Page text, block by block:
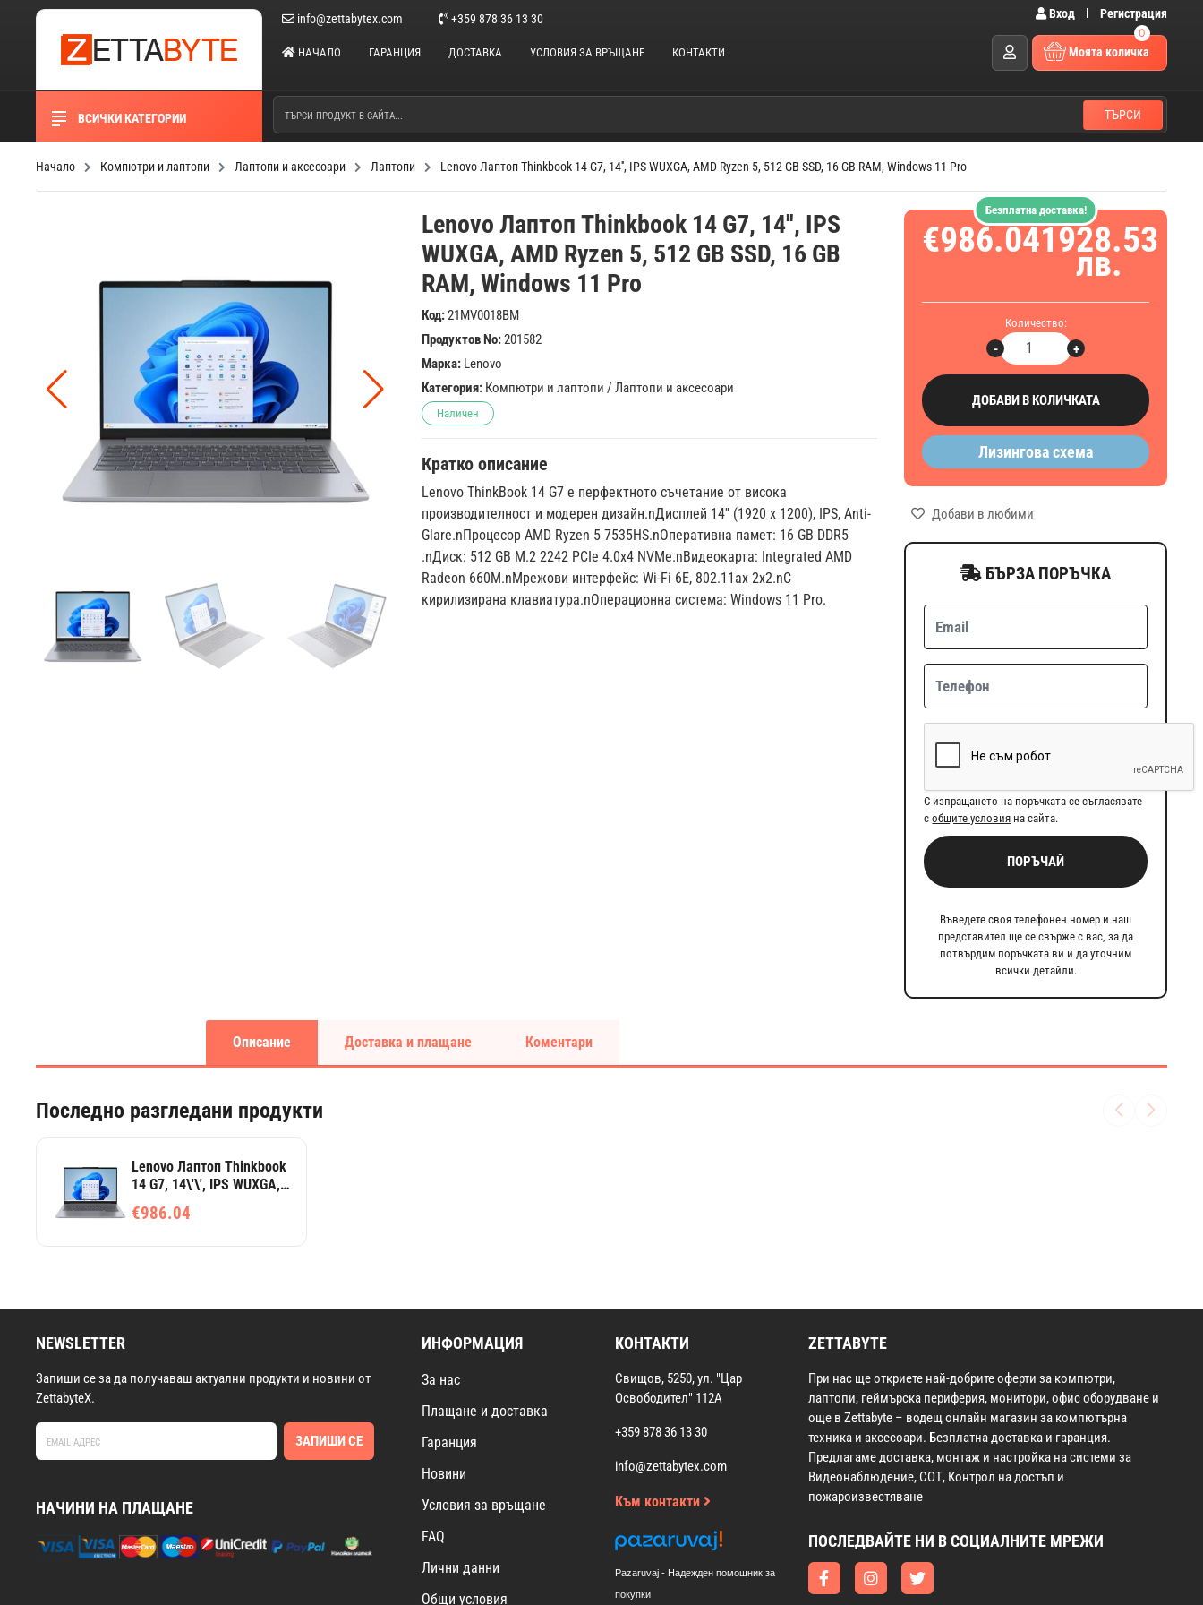
info@zettabytex.com +359 878 36 13 30 Вход Регистрация
НАЧАЛО ГАРАНЦИЯ ДОСТАВКА УСЛОВИЯ ЗА ВРЪЩАНЕ КОНТАКТИ
0
Моята количка
ВСИЧКИ КАТЕГОРИИ ТЪРСИ
Начало Компютри и лаптопи Лаптопи и аксесоари Лаптопи Lenovo Лаптоп Thinkbook 14 G7, 14'', IPS WUXGA, AMD Ryzen 5, 512 GB SSD, 16 GB RAM, Windows 11 Pro
Lenovo Лаптоп Thinkbook 14 G7, 14'', IPS
WUXGA, AMD Ryzen 5, 512 GB SSD, 16 GB
RAM, Windows 11 Pro
Код:21MV0018BM
Продуктов No:201582
Марка: Lenovo
Категория: Компютри и лаптопи /Лаптопи и аксесоари
Наличен
Кратко описание
Lenovo ThinkBook 14 G7 е перфектното съчетание от висока
производителност и модерен дизайн.nДисплей 14'' (1920 x 1200), IPS, Anti-
Glare.nПроцесор AMD Ryzen 5 7535HS.nОперативна памет: 16 GB DDR5
.nДиск: 512 GB M.2 2242 PCIe 4.0x4 NVMe.nВидеокарта: Integrated AMD
Radeon 660M.nМрежови интерфейс: Wi-Fi 6E, 802.11ax 2x2.nС
кирилизирана клавиатура.nОперационна система: Windows 11 Pro.
€986.041928.53
лв.
Количество:
+
-
ДОБАВИ В КОЛИЧКАТА
Безплатна доставка!
Лизингова схема
Добави в любими
БЪРЗА ПОРЪЧКА
С изпращането на поръчката се съгласявате
собщите условия на сайта.
ПОРЪЧАЙ
Въведете своя телефонен номер и наш
представител ще се свърже с вас, за да
потвърдим поръчката ви и да уточним
всички детайли.
Описание Доставка и плащане Коментари
Последно разгледани продукти
Lenovo Лаптоп Thinkbook
14 G7, 14\'\', IPS WUXGA,
16 GB RAM, Windows 11
€986.04
NEWSLETTER
Запиши се за да получаваш актуални продукти и новини от
ZettabyteX.
ЗАПИШИ СЕ
НАЧИНИ НА ПЛАЩАНЕ
ИНФОРМАЦИЯ
За нас
Плащане и доставка
Гаранция
Новини
Условия за връщане
FAQ
Лични данни
Общи условия
КОНТАКТИ
Свищов, 5250, ул. "Цар
Освободител" 112А
+359 878 36 13 30
info@zettabytex.com
Към контакти
Pazaruvaj - Надежден помощник за
покупки
ZETTABYTE
При нас ще откриете най-добрите оферти за компютри,
лаптопи, геймърска периферия, монитори, офис оборудване и
още в Zettabyte – водещ онлайн магазин за компютърна
техника и аксесоари. Безплатна доставка и гаранция.
Предлагаме доставка, монтаж и настройка на системи за
Видеонаблюдение, СОТ, Контрол на достъп и
пожароизвестяване
ПОСЛЕДВАЙТЕ НИ В СОЦИАЛНИТЕ МРЕЖИ